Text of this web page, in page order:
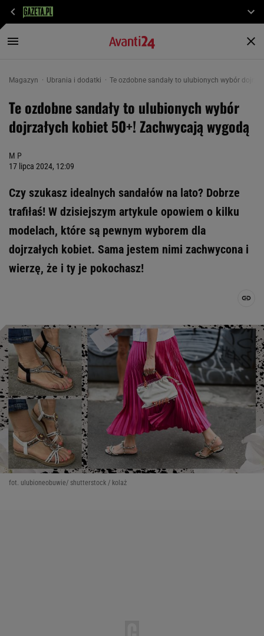
Magazyn Ubrania i dodatki Te ozdobne sandały to ulubionych wybór
Te ozdobne sandały to ulubionych wybór
dojrzałych kobiet 50+! Zachwycają wygodą
M P
17 lipca 2024, 12:09
Czy szukasz idealnych sandałów na lato? Dobrze
trafiłaś! W dzisiejszym artykule opowiem o kilku
modelach, które są pewnym wyborem dla
dojrzałych kobiet. Sama jestem nimi zachwycona i
wierzę, że i ty je pokochasz!
fot. ulubioneobuwie/ shutterstock / kolaż